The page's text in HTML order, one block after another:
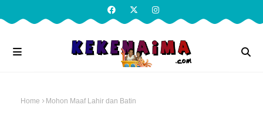
Home Mohon Maaf Lahir dan Batin